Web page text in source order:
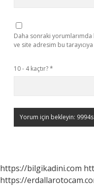
Daha sonraki yorumlarımda
ve site adresim bu
10 - 4 kaçtır?*
https://bilgikadini.com
https://